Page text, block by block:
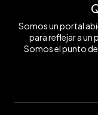
Somos un portal
para reflejar a un
Somos el punto